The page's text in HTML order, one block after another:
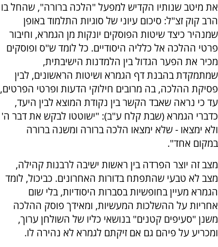
את מיטב שנותיו הקדיש למפעל "הלכה ברורה", שהחל בו
הרב קוק זצ"ל: סיכום עיוני של סוגיות התלמוד באופן
שמנהיר כיצד שיטות הפוסקים יונקות מן הגמרא, וחיבור
פרטי ההלכה אל כלליה היסודיים. כל לומד ש"ס ופוסקים
מכיר את הפער הגדול בין הלמדנות הישיבתית,
שמתמקדת בהבנת דף הגמרא ושיטות הראשונים, לבין
פסיקת ההלכה, בה מרובים חילוקי הדעות ופרטי הפרטים,
עד כי נראה שאבד הקשר בין נקודת המוצא לבין היעד,
כדברי הגמרא (שבת קלח ע"ב): "ישוטטו לבקש את דבר ה'
ולא ימצאו - שלא ימצאו הלכה ברורה ומשנה ברורה
במקום אחד".
מצב זה יוצר הפרדה בין ראשות ישיבה לרבנות קהילה,
מצב לא טבעי שהתפתח בדורות האחרונים. כביכול, לומד
הגמרא מעיין בחופשיות בסברות היסודיות, בלי שום
אחריות על ההשלכות המעשיות, ומאידך פוסק ההלכה
משנן "סעיפים קטנים" בנושאי כליו של השולחן ערוך,
ומכריע על פיהם גם אם זיקתם לגמרא לא נהירה לו.